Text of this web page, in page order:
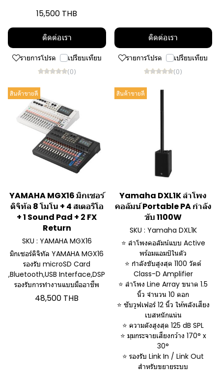
15,500 THB
ติดต่อเรา
รายการโปรด เปรียบเทียบ
(0)
ติดต่อเรา
รายการโปรด เปรียบเทียบ
(0)
สินค้าขายดี
YAMAHA MGX16 มิกเซอร์
ดิจิทัล 8 โมโน + 4 สเตอริโอ
+ 1 Sound Pad + 2 FX
Return
SKU : YAMAHA MGX16
มิกเซอร์ดิจิทัล YAMAHA MGX16
รองรับ microSD Card
,Bluetooth,USB Interface,DSP
รองรับการทำงานแบบมืออาชีพ
48,500 THB
สินค้าขายดี
Yamaha DXL1K ลำโพง
คอลัมน์ Portable PA กำลัง
ขับ 1100W
SKU : Yamaha DXL1K
⭐ ลำโพงคอลัมน์แบบ Active
พร้อมแอมป์ในตัว
⭐ กำลังขับสูงสุด 1100 วัตต์
Class-D Amplifier
⭐ ลำโพง Line Array ขนาด 1.5
นิ้ว จำนวน 10 ดอก
⭐ ซับวูฟเฟอร์ 12 นิ้ว ให้พลังเสียง
เบสหนักแน่น
⭐ ความดังสูงสุด 125 dB SPL
⭐ มุมกระจายเสียงกว้าง 170° x
30°
⭐ รองรับ Link In / Link Out
สำหรับขยายระบบ